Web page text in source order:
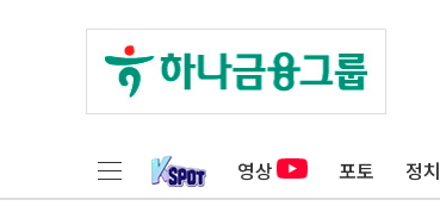
영상 포토 정치